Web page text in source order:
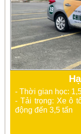
- Thời gian học:
- Tải trọng: Xe ô
động đến 3,5 tấn